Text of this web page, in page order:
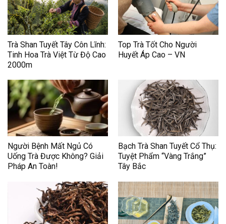
Trà Shan Tuyết Tây Côn Lĩnh:
Tinh Hoa Trà Việt Từ Độ Cao
2000m
Top Trà Tốt Cho Người
Huyết Áp Cao – VN
Người Bệnh Mất Ngủ Có
Uống Trà Được Không? Giải
Pháp An Toàn!
Bạch Trà Shan Tuyết Cổ Thụ:
Tuyệt Phẩm “Vàng Trắng”
Tây Bắc